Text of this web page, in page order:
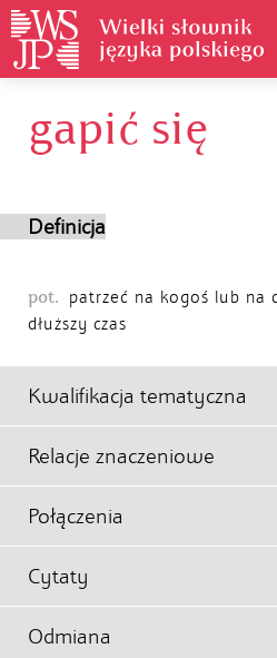
Historia
gapić się
Definicja
pot.
patrzeć na kogoś lub na
dłuższy czas
Kwalifikacja tematyczna
Relacje znaczeniowe
Połączenia
Cytaty
Odmiana